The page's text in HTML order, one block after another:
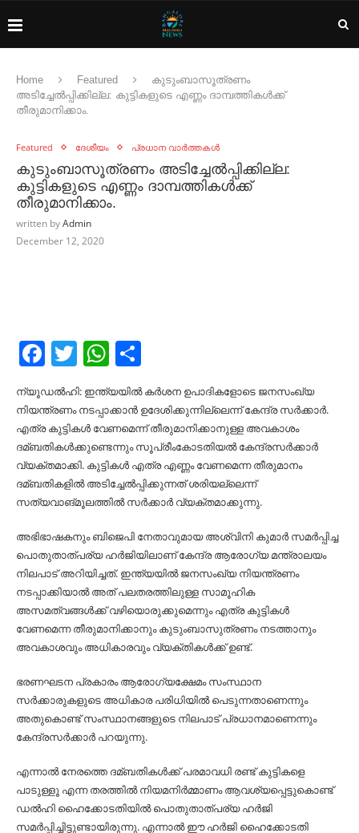
Home Featured
കുടുംബാസൂത്രണം
അടിച്ചേൽപ്പിക്കില്ല: കുട്ടികളുടെ എണ്ണം ദാമ്പത്തികൾക്ക്
തീരുമാനിക്കാം.
Featured ദേശീയം പ്രധാന വാർത്തകൾ
കുടുംബാസൂത്രണം അടിച്ചേൽപ്പിക്കില്ല:
കുട്ടികളുടെ എണ്ണം ദാമ്പത്തികൾക്ക്
തീരുമാനിക്കാം.
written byAdmin
December 12, 2020
Facebook
TwitterWhatsApp
ന്യൂഡല്‍ഹി: ഇന്ത്യയില്‍ കര്‍ശന ഉപാദികളോടെ ജനസംഖ്യ
നിയന്ത്രണം നടപ്പാക്കാന്‍ ഉദേശിക്കുന്നില്ലെന്ന് കേന്ദ്ര സര്‍ക്കാര്‍.
എത്ര കുട്ടികള്‍ വേണമെന്ന് തീരുമാനിക്കാനുള്ള അവകാശം
ദമ്ബതികള്‍ക്കുണ്ടെന്നും സൂപ്രീംകോടതിയല്‍ കേന്ദ്രസര്‍ക്കാര്‍
വ്യക്തമാക്കി. കുട്ടികള്‍ എത്ര എണ്ണം വേണമെന്ന തീരുമാനം
ദമ്ബതികളില്‍ അടിച്ചേല്‍പ്പിക്കുന്നത് ശരിയല്ലെന്ന്
സത്യവാങ്മൂലത്തില്‍ സര്‍ക്കാര്‍ വ്യക്തമാക്കുന്നു.
അഭിഭാഷകനും ബിജെപി നേതാവുമായ അശ്വിനി കുമാര്‍ സമര്‍പ്പിച്ച
പൊതുതാത്പര്യ ഹര്‍ജിയിലാണ് കേന്ദ്ര ആരോഗ്യ മന്ത്രാലയം
നിലപാട് അറിയിച്ചത്. ഇന്ത്യയില്‍ ജനസംഖ്യ നിയന്ത്രണം
നടപ്പാക്കിയാല്‍ അത് പലതരത്തിലുള്ള സാമൂഹിക
അസമത്വങ്ങള്‍ക്ക് വഴിയൊരുക്കുമെന്നും എത്ര കുട്ടികള്‍
വേണമെന്ന തീരുമാനിക്കാനും കുടുംബാസുത്രണം നടത്താനും
അവകാശവും അധികാരവും വ്യക്തികള്‍ക്ക് ഉണ്ട്.
ഭരണഘടന പ്രകാരം ആരോഗ്യക്ഷേമം സംസ്ഥാന
സര്‍ക്കാരുകളുടെ അധികാര പരിധിയില്‍ പെടുന്നതാണെന്നും
അതുകൊണ്ട് സംസ്ഥാനങ്ങളുടെ നിലപാട് പ്രധാനമാണെന്നും
കേന്ദ്രസര്‍ക്കാര്‍ പറയുന്നു.
എന്നാല്‍ നേരത്തെ ദമ്ബതികള്‍ക്ക് പരമാവധി രണ്ട് കുട്ടികളെ
പാടുള്ളൂ എന്ന തരത്തില്‍ നിയമനിര്‍മ്മാണം ആവശ്യപ്പെട്ടുകൊണ്ട്
ഡല്‍ഹി ഹൈക്കോടതിയില്‍ പൊതുതാത്പര്യ ഹര്‍ജി
സമര്‍പ്പിച്ചിട്ടുണ്ടായിരുന്നു. എന്നാല്‍ ഈ ഹര്‍ജി ഹൈക്കോടതി